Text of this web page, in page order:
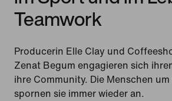
Teamwork
Producerin Elle Clay und
Zenat Begum engagieren sich
ihre Community. Die Menschen
spornen sie immer wieder an.